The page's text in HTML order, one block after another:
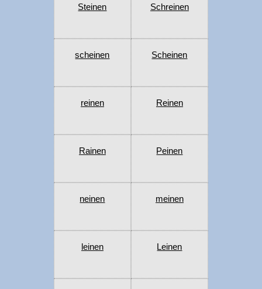
Steinen Schreinen
scheinen Scheinen
reinen Reinen
Rainen Peinen
neinen meinen
leinen Leinen